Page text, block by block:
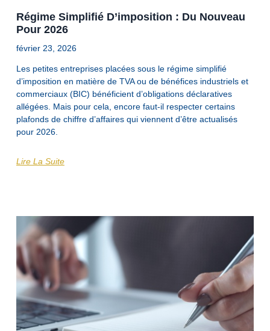
Régime Simplifié D’imposition : Du Nouveau
Pour 2026
février 23, 2026
Les petites entreprises placées sous le régime simplifié
d’imposition en matière de TVA ou de bénéfices industriels et
commerciaux (BIC) bénéficient d’obligations déclaratives
allégées. Mais pour cela, encore faut-il respecter certains
plafonds de chiffre d’affaires qui viennent d’être actualisés
pour 2026.
Lire La Suite